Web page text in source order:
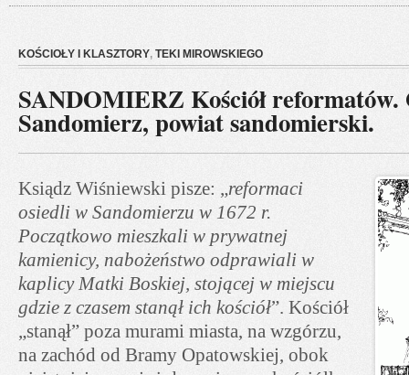
KOŚCIOŁY I KLASZTORY, TEKI MIROWSKIEGO
SANDOMIERZ Kościół reformatów.
Sandomierz, powiat sandomierski.
Ksiądz Wiśniewski pisze: „reformaci
osiedli w Sandomierzu w 1672 r.
Początkowo mieszkali w prywatnej
kamienicy, nabożeństwo odprawiali w
kaplicy Matki Boskiej, stojącej w miejscu
gdzie z czasem stanął ich kościół”. Kościół
„stanął” poza murami miasta, na wzgórzu,
na zachód od Bramy Opatowskiej, obok